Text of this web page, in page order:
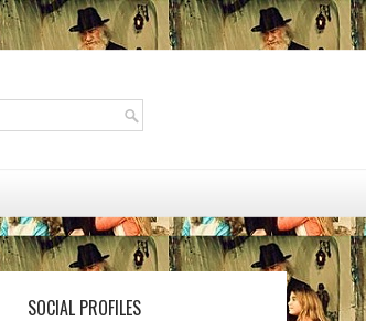
SOCIAL PROFILES